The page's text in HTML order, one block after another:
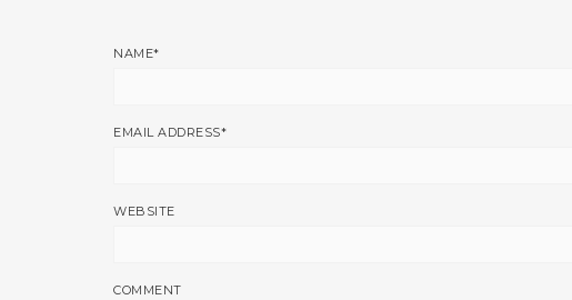
NAME*
EMAIL ADDRESS*
WEBSITE
COMMENT